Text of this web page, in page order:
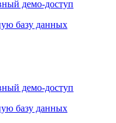
демо-доступ
базу данных
демо-доступ
базу данных